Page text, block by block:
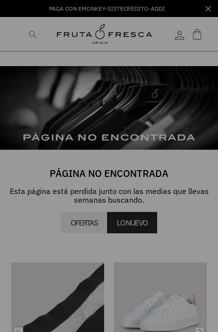
PAGA CON EMONKEY-SISTECRÉDITO-ADDI
PÁGINA NO ENCONTRADA
Esta página está perdida junto con las medias que llevas
semanas buscando.
OFERTAS LO NUEVO